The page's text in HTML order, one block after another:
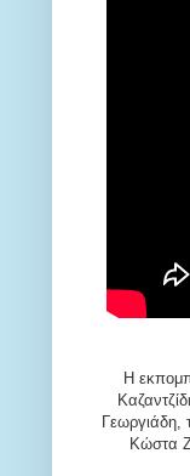
Η
Γεωργιάδη,
Κώστα